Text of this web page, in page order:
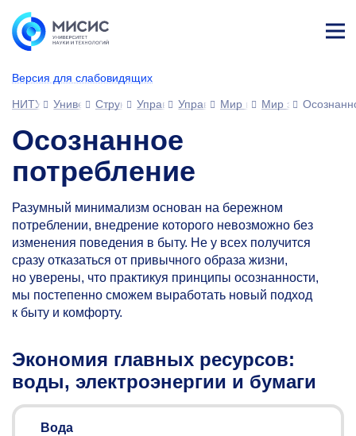
Версия для слабовидящих
ине
НИТУ МИСИСУниверситетСтруктура университета
УправленияУправление развития
Мир возможностей
Мир защиты
Осознанное
потребление
Разумный минимализм основан на бережном
потреблении, внедрение которого невозможно без
изменения поведения в быту. Не у всех получится
сразу отказаться от привычного образа жизни,
но уверены, что практикуя принципы осознанности,
мы постепенно сможем выработать новый подход
к быту и комфорту.
Экономия главных ресурсов:
воды, электроэнергии и бумаги
Вода